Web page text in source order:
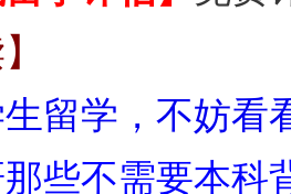
留学，不妨看
些不需要本科